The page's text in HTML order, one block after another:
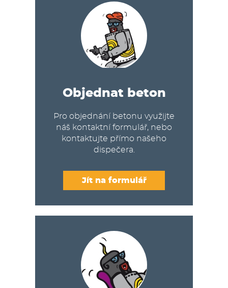
Objednat beton
Pro objednání betonu využijte
náš kontaktní formulář, nebo
kontaktujte přímo našeho
dispečera.
Jít na formulář